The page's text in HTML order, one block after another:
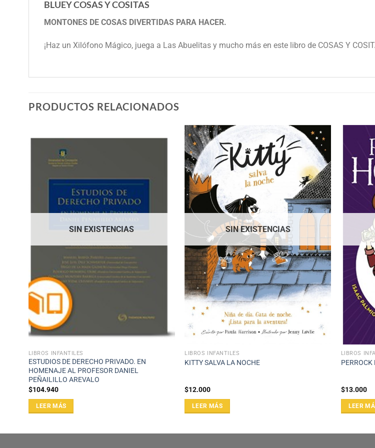
BLUEY COSAS Y COSITAS
MONTONES DE COSAS DIVERTIDAS PARA HACER.
¡Haz un Xilófono Mágico, juega a Las Abuelitas y mucho más en este libro de COSAS Y
PRODUCTOS RELACIONADOS
SIN EXISTENCIAS
LIBROS INFANTILES
ESTUDIOS DE DERECHO PRIVADO. EN
HOMENAJE AL PROFESOR DANIEL
PEÑAILILLO AREVALO
$104.940
LEER MÁS
SIN EXISTENCIAS
LIBROS INFANTILES
KITTY SALVA LA NOCHE
$12.000
LEER MÁS
LIBROS
PERROCK
$13.000
LEER